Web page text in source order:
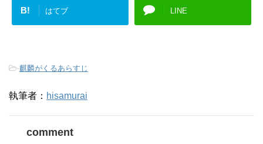
B! はてブ LINE
-麒麟がくるあらすじ
執筆者： hisamurai
comment